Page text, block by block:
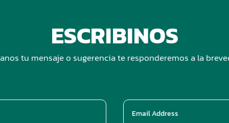
ESCRIBINOS
tu mensaje o sugerencia te responderemos a la